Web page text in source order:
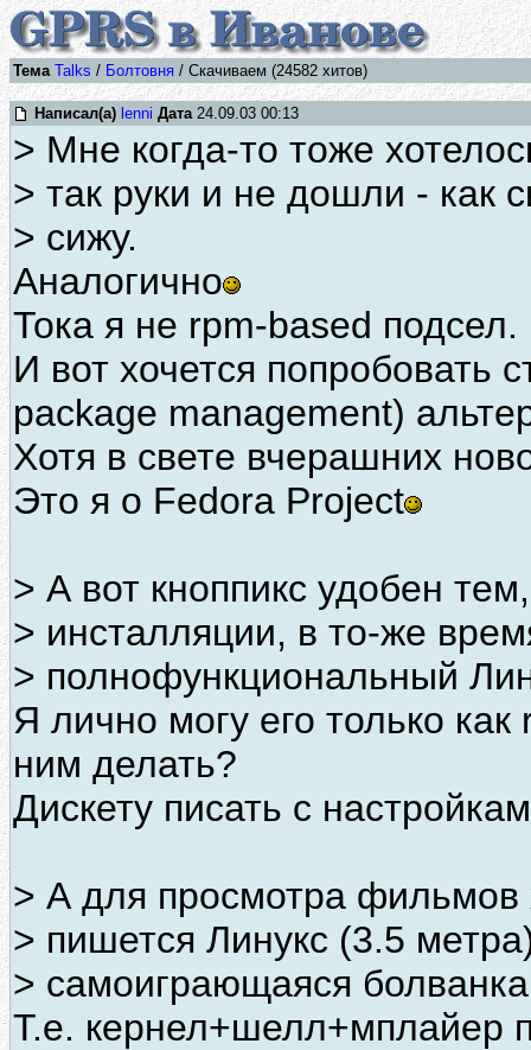
Тема Talks / Болтовня / Скачиваем (24582 хитов)
Написал(а) lenni Дата24.09.03 00:13
> Мне когда-то тоже
> так руки и не дошли - как
> сижу.
Аналогично
Тока я не rpm-based подсел.
И вот хочется попробовать
package management)
Хотя в свете вчерашних
Это я о Fedora Project
> А вот кноппикс удобен
> инсталляции, в то-же
> полнофункциональный
Я лично могу его только
ним делать?
Дискету писать с
> А для просмотра
> пишется Линукс (3.5
> самоиграющаяся
Т.е. кернел+шелл+мплайер